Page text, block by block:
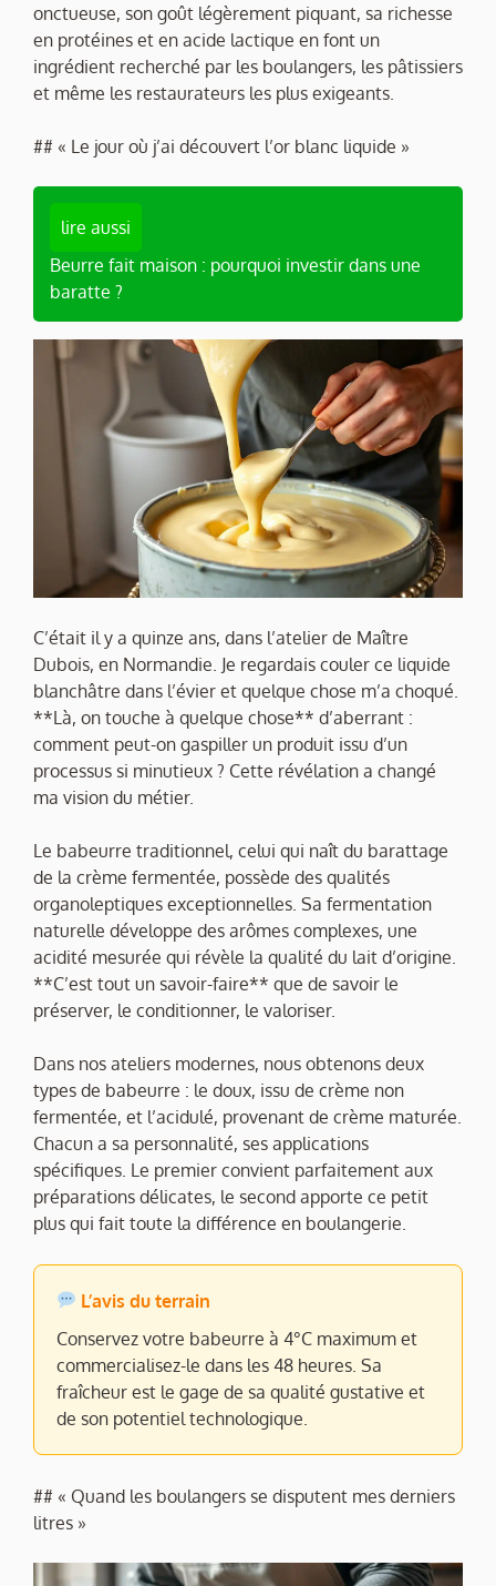
onctueuse, son goût légèrement piquant, sa richesse
en protéines et en acide lactique en font un
ingrédient recherché par les boulangers, les pâtissiers
et même les restaurateurs les plus exigeants.
## « Le jour où j’ai découvert l’or blanc liquide »
lire aussi
Beurre fait maison : pourquoi investir dans une
baratte ?
C’était il y a quinze ans, dans l’atelier de Maître
Dubois, en Normandie. Je regardais couler ce liquide
blanchâtre dans l’évier et quelque chose m’a choqué.
**Là, on touche à quelque chose** d’aberrant :
comment peut-on gaspiller un produit issu d’un
processus si minutieux ? Cette révélation a changé
ma vision du métier.
Le babeurre traditionnel, celui qui naît du barattage
de la crème fermentée, possède des qualités
organoleptiques exceptionnelles. Sa fermentation
naturelle développe des arômes complexes, une
acidité mesurée qui révèle la qualité du lait d’origine.
**C’est tout un savoir-faire** que de savoir le
préserver, le conditionner, le valoriser.
Dans nos ateliers modernes, nous obtenons deux
types de babeurre : le doux, issu de crème non
fermentée, et l’acidulé, provenant de crème maturée.
Chacun a sa personnalité, ses applications
spécifiques. Le premier convient parfaitement aux
préparations délicates, le second apporte ce petit
plus qui fait toute la différence en boulangerie.
L’avis du terrain
Conservez votre babeurre à 4°C maximum et
commercialisez-le dans les 48 heures. Sa
fraîcheur est le gage de sa qualité gustative et
de son potentiel technologique.
## « Quand les boulangers se disputent mes derniers
litres »